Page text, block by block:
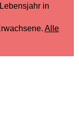
in
Alle